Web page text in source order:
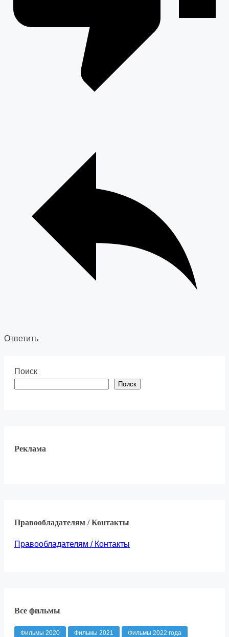
Ответить
Поиск
Поиск
Реклама
Правообладателям / Контакты
Правообладателям / Контакты
Все фильмы
Фильмы 2020 Фильмы 2021
Фильмы 2022 года